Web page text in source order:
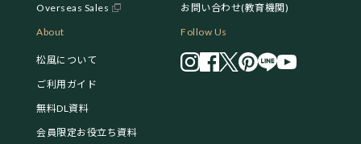
Overseas Sales
お問い合わせ(教育機関)
About
松風について
ご利用ガイド
無料DL資料
会員限定お役立ち資料
Follow Us